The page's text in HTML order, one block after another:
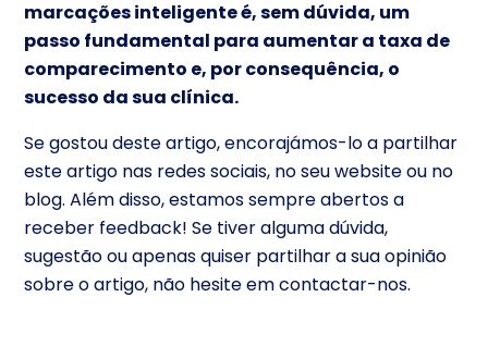
marcações inteligente é, sem dúvida, um
passo fundamental para aumentar a taxa de
comparecimento e, por consequência, o
sucesso da sua clínica.
Se gostou deste artigo, encorajámos-lo a partilhar
este artigo nas redes sociais, no seu website ou no
blog. Além disso, estamos sempre abertos a
receber feedback! Se tiver alguma dúvida,
sugestão ou apenas quiser partilhar a sua opinião
sobre o artigo, não hesite em contactar-nos.